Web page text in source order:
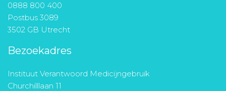
0888 800 400
Postbus 3089
3502 GB Utrecht
Bezoekadres
Instituut Verantwoord Medicijngebruik
Churchilllaan 11